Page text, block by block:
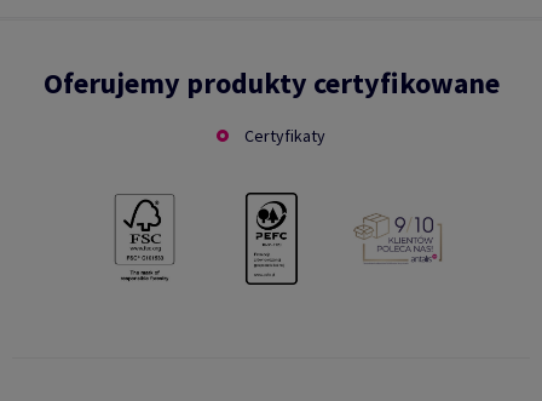
Oferujemy produkty certyfikowane
Certyfikaty